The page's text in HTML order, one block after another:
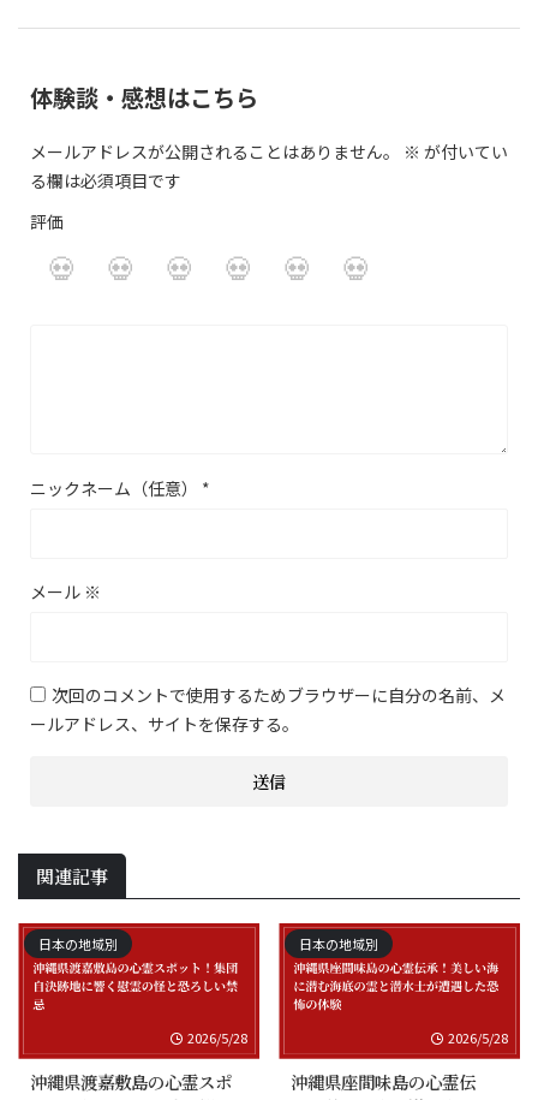
体験談・感想はこちら
メールアドレスが公開されることはありません。 ※ が付いてい
る欄は必須項目です
評価
ニックネーム（任意） *
メール ※
次回のコメントで使用するためブラウザーに自分の名前、メ
ールアドレス、サイトを保存する。
関連記事
日本の地域別
2026/5/28
沖縄県渡嘉敷島の心霊スポ
日本の地域別
2026/5/28
沖縄県座間味島の心霊伝